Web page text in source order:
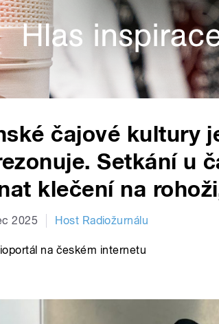
čajové kultury
Setkání u
klečení na
2025 Host Radiožurnálu
na českém internetu